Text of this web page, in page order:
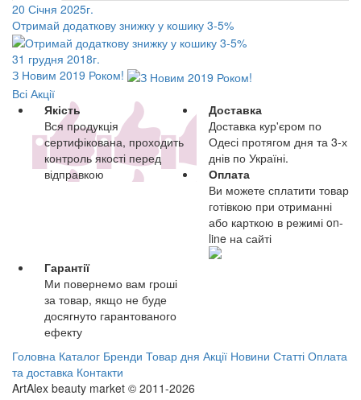
20 Січня 2025г.
Отримай додаткову знижку у кошику 3-5%
31 грудня 2018г.
З Новим 2019 Роком!
Всі Акції
Якість
Вся продукція
сертифікована, проходить
контроль якості перед
відправкою
Доставка
Доставка кур'єром по
Одесі протягом дня та 3-х
днів по Україні.
Оплата
Ви можете сплатити товар
готівкою при отриманні
або карткою в режимі on-
line на сайті
Гарантії
Ми повернемо вам гроші
за товар, якщо не буде
досягнуто гарантованого
ефекту
Головна Каталог Бренди Товар дня Акції Новини Статті Оплата
та доставка Контакти
ArtAlex beauty market © 2011-2026